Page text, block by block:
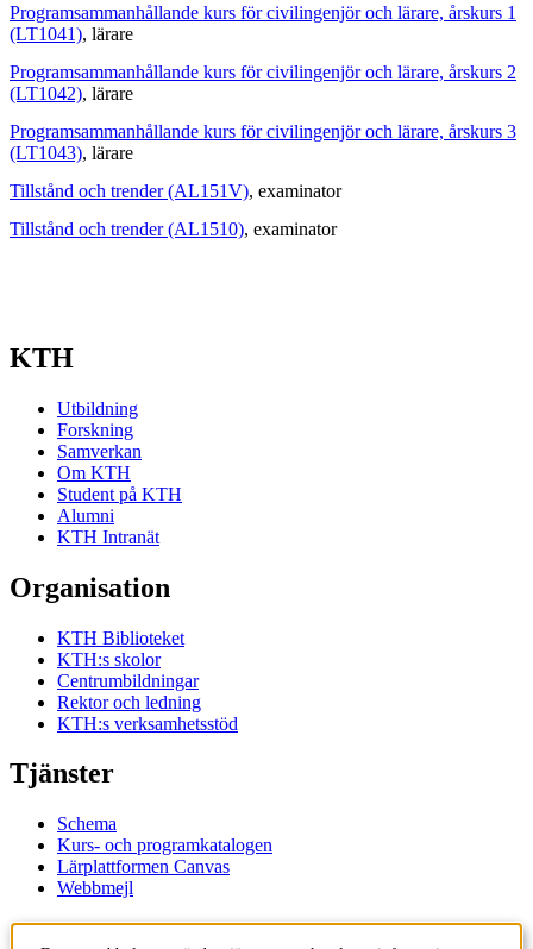
Programsammanhållande kurs för civilingenjör och lärare, årskurs 1
(LT1041), lärare
Programsammanhållande kurs för civilingenjör och lärare, årskurs 2
(LT1042), lärare
Programsammanhållande kurs för civilingenjör och lärare, årskurs 3
(LT1043), lärare
Tillstånd och trender (AL151V), examinator
Tillstånd och trender (AL1510), examinator
KTH
Utbildning
Forskning
Samverkan
Om KTH
Student på KTH
Alumni
KTH Intranät
Organisation
KTH Biblioteket
KTH:s skolor
Centrumbildningar
Rektor och ledning
KTH:s verksamhetsstöd
Tjänster
Schema
Kurs- och programkatalogen
Lärplattformen Canvas
Webbmejl